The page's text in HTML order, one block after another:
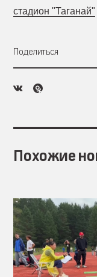
стадион "Таганай"
Поделиться
Похожие